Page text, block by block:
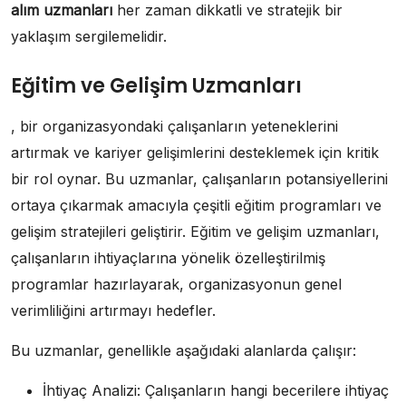
alım uzmanları her zaman dikkatli ve stratejik bir
yaklaşım sergilemelidir.
Eğitim ve Gelişim Uzmanları
, bir organizasyondaki çalışanların yeteneklerini
artırmak ve kariyer gelişimlerini desteklemek için kritik
bir rol oynar. Bu uzmanlar, çalışanların potansiyellerini
ortaya çıkarmak amacıyla çeşitli eğitim programları ve
gelişim stratejileri geliştirir. Eğitim ve gelişim uzmanları,
çalışanların ihtiyaçlarına yönelik özelleştirilmiş
programlar hazırlayarak, organizasyonun genel
verimliliğini artırmayı hedefler.
Bu uzmanlar, genellikle aşağıdaki alanlarda çalışır:
İhtiyaç Analizi: Çalışanların hangi becerilere ihtiyaç